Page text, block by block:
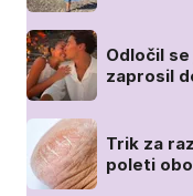
Odločil
zaprosil
Trik za
poleti